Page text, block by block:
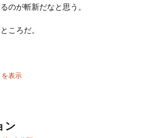
のが斬新だなと思う。
ころだ。
表示
ン